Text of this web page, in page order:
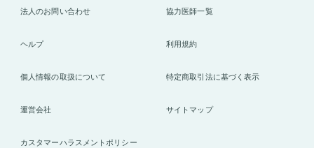
法人のお問い合わせ 協力医師一覧
ヘルプ 利用規約
個人情報の取扱について 特定商取引法に基づく表示
運営会社 サイトマップ
カスタマーハラスメントポリシー